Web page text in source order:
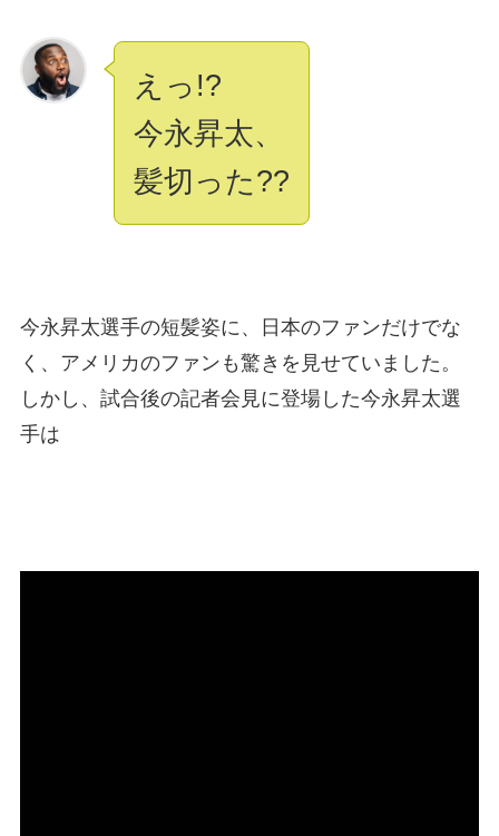
えっ!?
今永昇太、
髪切った??
今永昇太選手の短髪姿に、日本のファンだけでな
く、アメリカのファンも驚きを見せていました。
しかし、試合後の記者会見に登場した今永昇太選
手は